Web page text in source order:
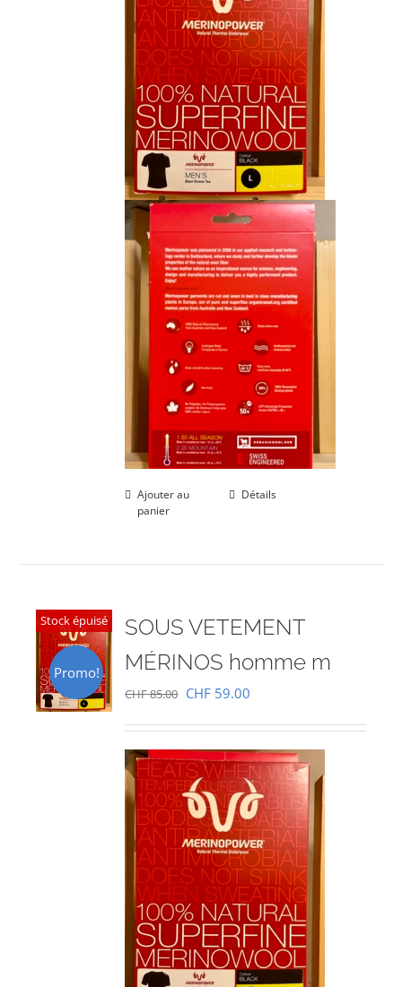
Ajouter au
panier
Détails
Stock épuisé
Promo!
SOUS VETEMENT
MÉRINOS homme m
CHF85.00 Le
initial
était :
CHF 85.00.
CHF 59.00
actuel
est :
CHF 59.00.